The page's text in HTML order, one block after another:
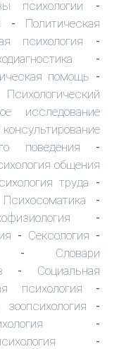
психологии -
- Политическая
психология -
-
помощь -
Психологический
исследование
поведения -
общения
труда -
Психосоматика -
-
- Сексология -
Словари
- Социальная
психология -
-
-
-